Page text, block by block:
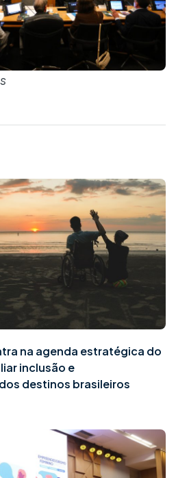
na agenda estratégica do
inclusão e
destinos brasileiros